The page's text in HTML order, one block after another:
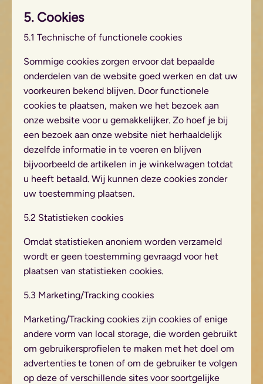
5. Cookies
5.1 Technische of functionele cookies
Sommige cookies zorgen ervoor dat bepaalde
onderdelen van de website goed werken en dat uw
voorkeuren bekend blijven. Door functionele
cookies te plaatsen, maken we het bezoek aan
onze website voor u gemakkelijker. Zo hoef je bij
een bezoek aan onze website niet herhaaldelijk
dezelfde informatie in te voeren en blijven
bijvoorbeeld de artikelen in je winkelwagen totdat
u heeft betaald. Wij kunnen deze cookies zonder
uw toestemming plaatsen.
5.2 Statistieken cookies
Omdat statistieken anoniem worden verzameld
wordt er geen toestemming gevraagd voor het
plaatsen van statistieken cookies.
5.3 Marketing/Tracking cookies
Marketing/Tracking cookies zijn cookies of enige
andere vorm van local storage, die worden gebruikt
om gebruikersprofielen te maken met het doel om
advertenties te tonen of om de gebruiker te volgen
op deze of verschillende sites voor soortgelijke